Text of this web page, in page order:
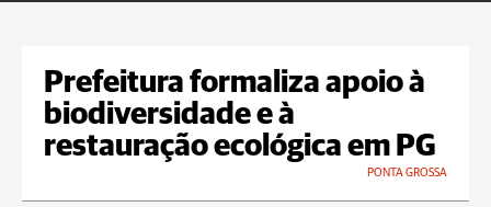
Prefeitura formaliza apoio à
biodiversidade e à
restauração ecológica em PG
PONTA GROSSA